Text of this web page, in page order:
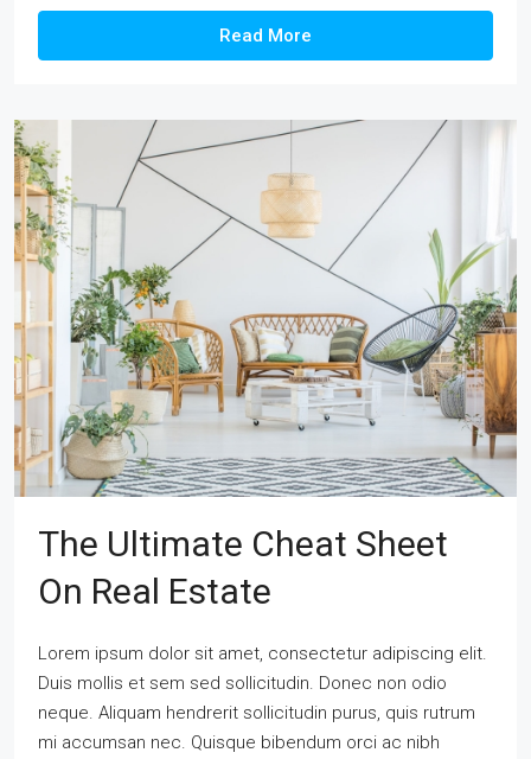
Read More
The Ultimate Cheat Sheet
On Real Estate
Lorem ipsum dolor sit amet, consectetur adipiscing elit.
Duis mollis et sem sed sollicitudin. Donec non odio
neque. Aliquam hendrerit sollicitudin purus, quis rutrum
mi accumsan nec. Quisque bibendum orci ac nibh